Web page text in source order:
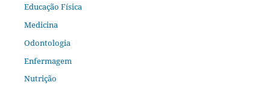
Educação Física
Medicina
Odontologia
Enfermagem
Nutrição